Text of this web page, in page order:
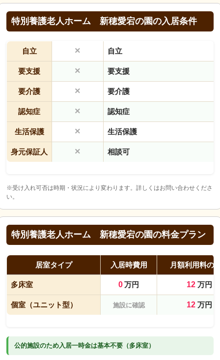
特別養護老人ホーム 新穂愛宕の園の入居条件
自立 × 自立
要支援 × 要支援
要介護 × 要介護
認知症 × 認知症
生活保護 × 生活保護
身元保証人 × 相談可
※受け入れ可否は時期・状況により変わります。詳しくはお問い合わせくださ
い。
特別養護老人ホーム 新穂愛宕の園の料金プラン
居室タイプ 入居時費用 月額利用料の
多床室 0万円 12万円
個室（ユニット型） 施設に確認 12万円
公的施設のため入居一時金は基本不要（多床室）